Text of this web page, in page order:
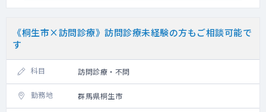
《桐生市×訪問診療》訪問診療未経験の方もご相談可能で
す
科目 訪問診療・不問
勤務地 群馬県桐生市